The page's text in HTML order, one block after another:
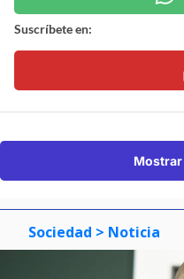
Suscríbete en:
Sociedad > Noticia